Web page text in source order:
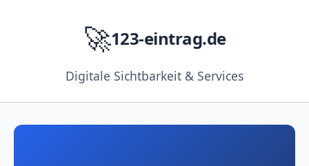
🚀123-eintrag.de
Digitale Sichtbarkeit & Services